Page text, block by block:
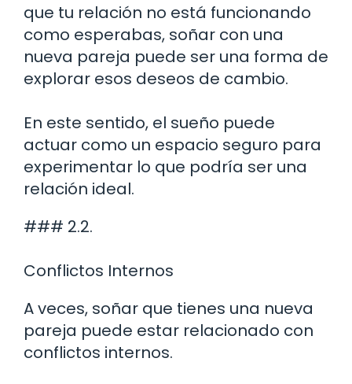
que tu relación no está funcionando
como esperabas, soñar con una
nueva pareja puede ser una forma de
explorar esos deseos de cambio.
En este sentido, el sueño puede
actuar como un espacio seguro para
experimentar lo que podría ser una
relación ideal.
### 2.2.
Conflictos Internos
A veces, soñar que tienes una nueva
pareja puede estar relacionado con
conflictos internos.